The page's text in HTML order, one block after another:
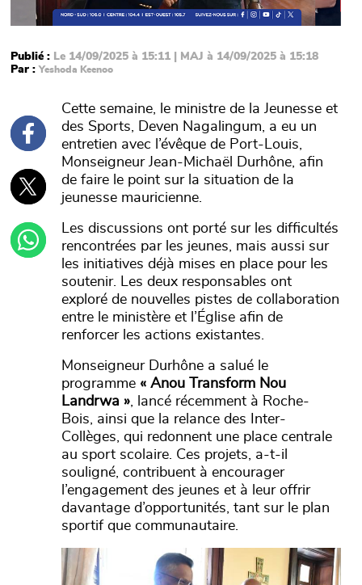
Publié : Le 14/09/2025 à 15:11 | MAJ à 14/09/2025 à 15:18
Par :Yeshoda Keenoo
Cette semaine, le ministre de la Jeunesse et
des Sports, Deven Nagalingum, a eu un
entretien avec l’évêque de Port-Louis,
Monseigneur Jean-Michaël Durhône, afin
de faire le point sur la situation de la
jeunesse mauricienne.
Les discussions ont porté sur les difficultés
rencontrées par les jeunes, mais aussi sur
les initiatives déjà mises en place pour les
soutenir. Les deux responsables ont
exploré de nouvelles pistes de collaboration
entre le ministère et l’Église afin de
renforcer les actions existantes.
Monseigneur Durhône a salué le
programme « Anou Transform Nou
Landrwa », lancé récemment à Roche-
Bois, ainsi que la relance des Inter-
Collèges, qui redonnent une place centrale
au sport scolaire. Ces projets, a-t-il
souligné, contribuent à encourager
l’engagement des jeunes et à leur offrir
davantage d’opportunités, tant sur le plan
sportif que communautaire.